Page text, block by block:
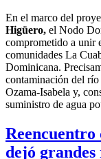
En el marco del p
Higüero, el Nodo
comprometido a unir
comunidades La
Dominicana.
contaminación del
Ozama-Isabela y,
suministro de agua
dejó